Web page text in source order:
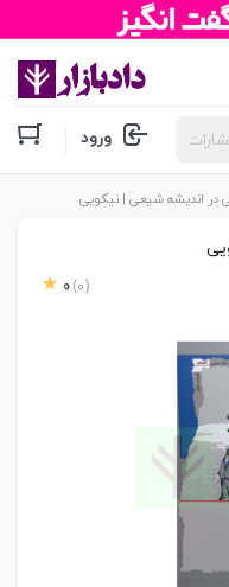
ورود
اندیشه شیعی | نیکویی
0 (0)